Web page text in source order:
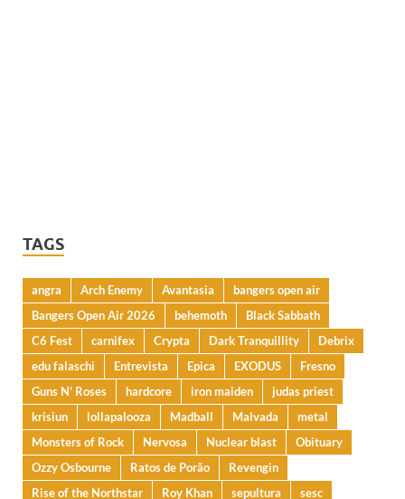
TAGS
angra Arch Enemy Avantasia
bangers open air
Bangers Open Air 2026
behemoth
Black Sabbath
C6 Fest
carnifex Crypta Dark Tranquillity
Debrix
edu falaschi
Entrevista Epica EXODUS
Fresno
Guns N' Roses
hardcore iron maiden
judas priest
krisiun
lollapalooza Madball Malvada
metal
Monsters of Rock
Nervosa Nuclear blast
Obituary
Ozzy Osbourne
Ratos de Porão
Revengin
Rise of the Northstar
Roy Khan sepultura sesc